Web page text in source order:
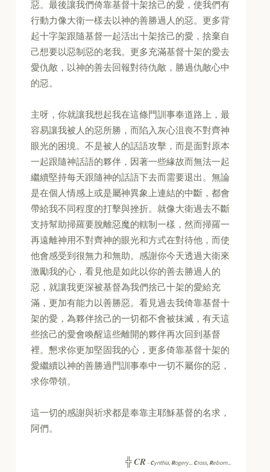
惡。最後讓我們倚靠基督十架捨己的愛，使我們有
行動力像大衛一樣去以神的善勝過人的惡。更多背
起十字架跟隨基督一起活出十架捨己的愛，捨棄自
己想要以惡制惡的老我。更多充滿基督十架的愛去
愛仇敵，以神的善去回報對待仇敵，勝過仇敵心中
的惡。
主呀，你就讓我想起我在這條門訓事奉道路上，最
容易讓我被人的惡所勝，而陷入灰心沮喪不對齊神
眼光的困境。不是被人的話語攻擊，而是面對原本
一起跟隨神話語的夥伴，因著一些緣故而無法一起
繼續堅持每天跟隨神的話語下去而需要退出。無論
是在個人情感上或是屬神異象上連結的中斷，都會
帶給我不同程度的打擊與挫折。就像大衛過去不斷
支持幫助掃羅要脫離惡魔的轄制一樣，然而掃羅一
再遠離神用不對齊神的眼光和方式在對待他，而使
他會感受到很無力和無助。感謝你今天透過大衛來
激勵我的心，看見他是如此以你的善去勝過人的
惡，就讓我更深被基督為我們捨己十架的愛給充
滿，更加有能力以善勝惡。看見過去我倚靠基督十
架的愛，為夥伴捨己的一切都不會被抹滅，有天這
些捨己的愛會喚醒這些離開的夥伴再次回到基督
裡。懇求你更加堅固我的心，更多倚靠基督十架的
愛繼續以神的善勝過門訓事奉中一切不屬你的惡，
求你帶領。
這一切的感謝與祈求都是奉靠主耶穌基督的名求，
阿們。
╬CR -Cynthia, Rogery... Cross, Reborn...